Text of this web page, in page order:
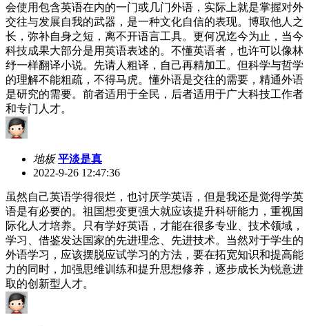
会使用包含英语在内的一门或几门外语，实际上就是掌握对外
交往与发展自我的武器，是一种文化自信的表现。博取他人之
长，弥补自身之短，离不开语言工具。更何况迄今为止，当今
科技成果大部分是用英语表述的。不懂英语者，也许可以像林
纾一样翻译小说。先请人粗译，自己再精加工。但科学与哲学
的理解不能粗疏，不得马虎。懂外语是交往的需要，精通外语
是研究的需要。前者适用于全民，后者适用于广大科技工作者
和专门人才。
地板 平淡是真
2022-9-26 12:47:36
虽然自己英语学得很烂，也讨厌学英语，但是我还是觉得学英
语是有必要的。祖国想变更强大就应该提升科研能力，重视国
际化人才培养。只有学好英语，才能在很多专业、技术领域，
学习、借鉴发达国家的先进理念、先进技术。当然对于学生的
外语学习，应该摆脱应试学习的方法，要在拓宽知识和提高能
力的同时，加强思维训练和提升思想修养，逐步成长为锐意进
取的创新型人才。